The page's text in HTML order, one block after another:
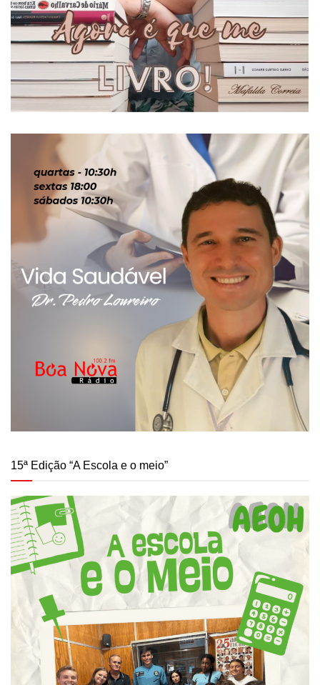
15ª Edição “A Escola e o meio”